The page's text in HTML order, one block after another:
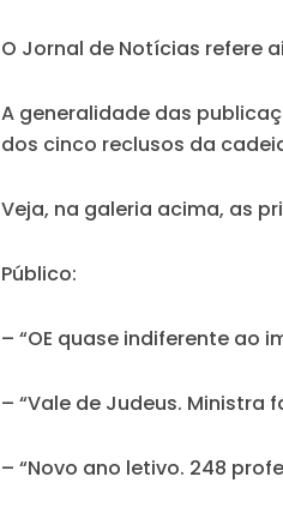
O Jornal de Notícias refere
A generalidade das
dos cinco reclusos da
Veja, na galeria acima, as
Público:
– “OE quase indiferente ao
– “Vale de Judeus. Ministra
– “Novo ano letivo. 248